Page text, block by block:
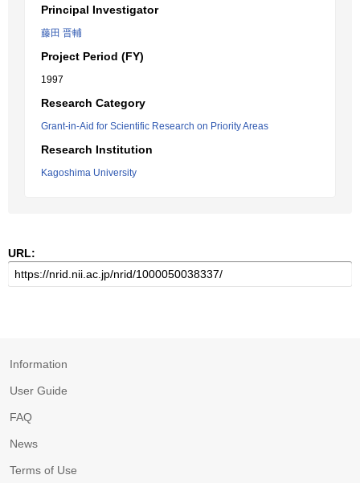
Principal Investigator
藤田 晋輔
Project Period (FY)
1997
Research Category
Grant-in-Aid for Scientific Research on Priority Areas
Research Institution
Kagoshima University
URL:
Information
User Guide
FAQ
News
Terms of Use